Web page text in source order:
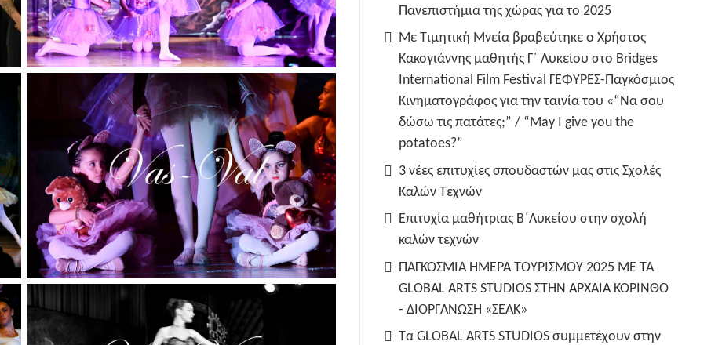
Πανεπιστήμια της χώρας για το 2025
Με Τιμητική Μνεία βραβεύτηκε ο Χρήστος
Κακογιάννης μαθητής Γ΄ Λυκείου στο Bridges
International Film Festival ΓΕΦΥΡΕΣ-Παγκόσμιος
Κινηματογράφος για την ταινία του «“Να σου
δώσω τις πατάτες;” / “May I give you the
potatoes?”
3 νέες επιτυχίες σπουδαστών μας στις Σχολές
Καλών Τεχνών
Επιτυχία μαθήτριας Β΄Λυκείου στην σχολή
καλών τεχνών
ΠΑΓΚΟΣΜΙΑ ΗΜΕΡΑ ΤΟΥΡΙΣΜΟΥ 2025 ΜΕ ΤΑ
GLOBAL ARTS STUDIOS ΣΤΗΝ ΑΡΧΑΙΑ ΚΟΡΙΝΘΟ
- ΔΙΟΡΓΑΝΩΣΗ «ΣΕΑΚ»
Τα GLOBAL ARTS STUDIOS συμμετέχουν στην